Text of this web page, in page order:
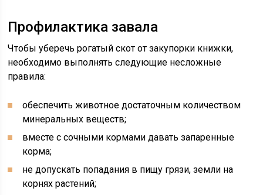
Профилактика завала
Чтобы уберечь рогатый скот от закупорки книжки,
необходимо выполнять следующие несложные
правила:
обеспечить животное достаточным количеством
минеральных веществ;
вместе с сочными кормами давать запаренные
корма;
не допускать попадания в пищу грязи, земли на
корнях растений;